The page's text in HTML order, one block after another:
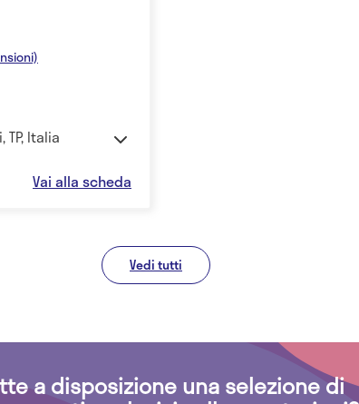
Italia
Vai alla scheda
Vedi tutti
a disposizione una selezione di